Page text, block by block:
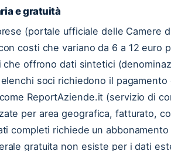
e gratuità
(portale ufficiale delle Camere
costi che variano da 6 a 12 euro
che offrono dati sintetici
soci richiedono il
ReportAziende.it (servizio di
per area geografica, fatturato,
completi richiede un
gratuita non esiste per i dati